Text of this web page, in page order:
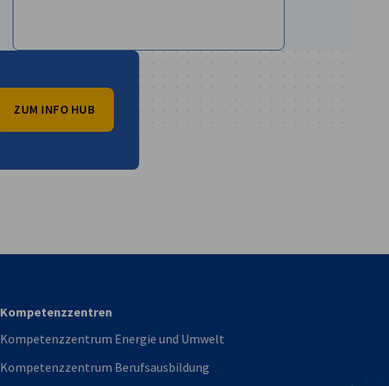
ZUM INFO HUB
Kompetenzzentren
Kompetenzzentrum Energie und Umwelt
Kompetenzzentrum Berufsausbildung